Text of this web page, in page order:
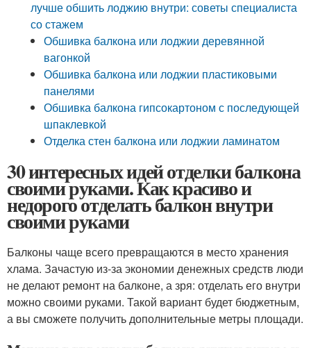
лучше обшить лоджию внутри: советы специалиста
со стажем
Обшивка балкона или лоджии деревянной
вагонкой
Обшивка балкона или лоджии пластиковыми
панелями
Обшивка балкона гипсокартоном с последующей
шпаклевкой
Отделка стен балкона или лоджии ламинатом
30 интересных идей отделки балкона
своими руками. Как красиво и
недорого отделать балкон внутри
своими руками
Балконы чаще всего превращаются в место хранения
хлама. Зачастую из-за экономии денежных средств люди
не делают ремонт на балконе, а зря: отделать его внутри
можно своими руками. Такой вариант будет бюджетным,
а вы сможете получить дополнительные метры площади.